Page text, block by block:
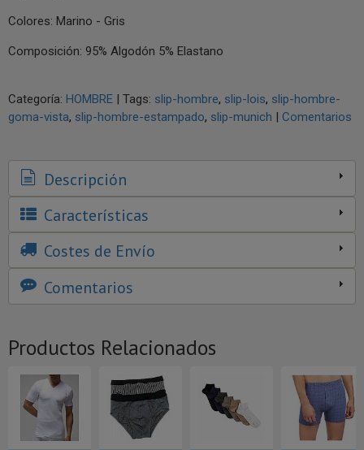
Colores: Marino - Gris
Composición: 95% Algodón 5% Elastano
Categoría: HOMBRE | Tags: slip-hombre slip-lois slip-hombre-
goma-vista slip-hombre-estampado slip-munich | Comentarios
Descripción
Características
Costes de Envío
Comentarios
Productos Relacionados